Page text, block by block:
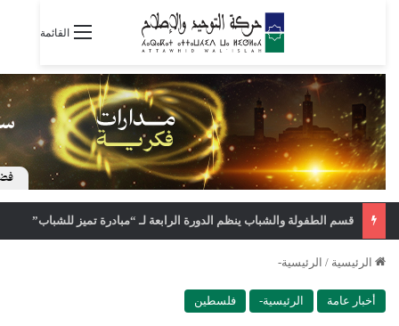
القائمة
قسم الطفولة والشباب ينظم الدورة الرابعة لـ “مبادرة تميز للشباب”
الرئيسية / الرئيسية-
أخبار عامة الرئيسية- فلسطين